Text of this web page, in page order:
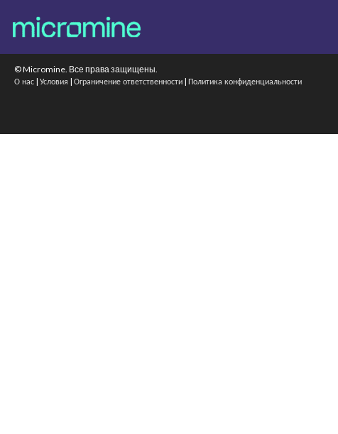
© Micromine. Все права защищены.
О нас | Условия | Ограничение ответственности | Политика конфиденциальности